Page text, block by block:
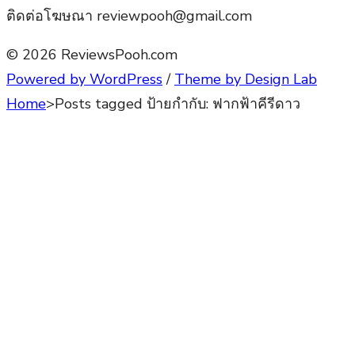
ติดต่อโฆษณา reviewpooh@gmail.com
© 2026 ReviewsPooh.com
Powered by WordPress / Theme by Design Lab
Home>Posts tagged ป้ายกำกับ: ฟากฟ้าคีรีดาว